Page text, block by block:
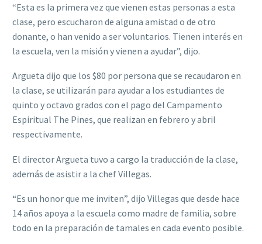
“Esta es la primera vez que vienen estas personas a esta
clase, pero escucharon de alguna amistad o de otro
donante, o han venido a ser voluntarios. Tienen interés en
la escuela, ven la misión y vienen a ayudar”, dijo.
Argueta dijo que los $80 por persona que se recaudaron en
la clase, se utilizarán para ayudar a los estudiantes de
quinto y octavo grados con el pago del Campamento
Espiritual The Pines, que realizan en febrero y abril
respectivamente.
El director Argueta tuvo a cargo la traducción de la clase,
además de asistir a la chef Villegas.
“Es un honor que me inviten”, dijo Villegas que desde hace
14 años apoya a la escuela como madre de familia, sobre
todo en la preparación de tamales en cada evento posible.